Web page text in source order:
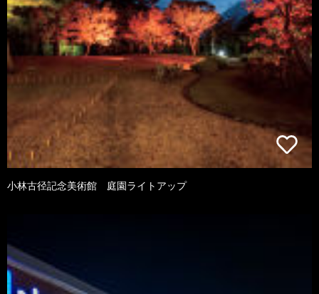
小林古径記念美術館 庭園ライトアップ